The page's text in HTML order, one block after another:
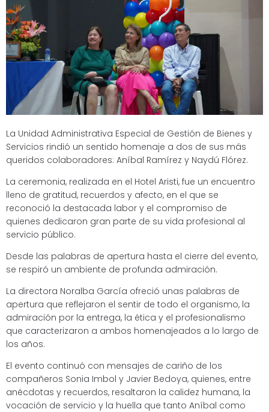
La Unidad Administrativa Especial de Gestión de Bienes y
Servicios rindió un sentido homenaje a dos de sus más
queridos colaboradores: Aníbal Ramírez y Naydú Flórez.
La ceremonia, realizada en el Hotel Aristi, fue un encuentro
lleno de gratitud, recuerdos y afecto, en el que se
reconoció la destacada labor y el compromiso de
quienes dedicaron gran parte de su vida profesional al
servicio público.
Desde las palabras de apertura hasta el cierre del evento,
se respiró un ambiente de profunda admiración.
La directora Noralba García ofreció unas palabras de
apertura que reflejaron el sentir de todo el organismo, la
admiración por la entrega, la ética y el profesionalismo
que caracterizaron a ambos homenajeados a lo largo de
los años.
El evento continuó con mensajes de cariño de los
compañeros Sonia Imbol y Javier Bedoya, quienes, entre
anécdotas y recuerdos, resaltaron la calidez humana, la
vocación de servicio y la huella que tanto Aníbal como